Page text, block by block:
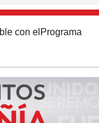
con el Programa